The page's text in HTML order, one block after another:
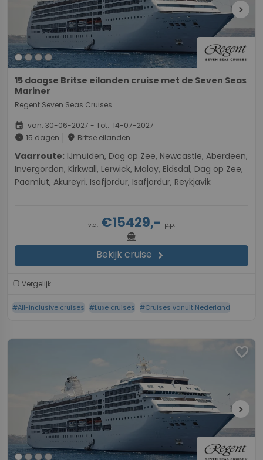
chevron_right
15 daagse Britse eilanden cruise met de Seven Seas
Mariner
Regent Seven Seas Cruises
event van: 30-06-2027 - Tot: 14-07-2027
schedule 15 dagen place Britse eilanden
Vaarroute:
Invergordon, Kirkwall, Lerwick, Maloy, Eidsdal, Dag op Zee,
Paamiut, Akureyri, Isafjordur, Isafjordur, Reykjavik
v.a. €15429,- p.p.
directions_boat
Bekijk cruise chevron_right
Vergelijk
#All-inclusive cruises #Luxe cruises #Cruises vanuit Nederland
favorite
chevron_right